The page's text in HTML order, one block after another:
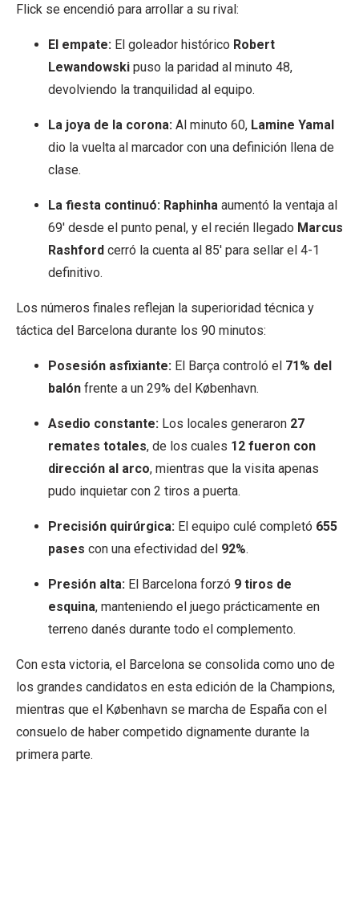
Flick se encendió para arrollar a su rival:
El empate: El goleador histórico Robert
Lewandowski puso la paridad al minuto 48,
devolviendo la tranquilidad al equipo.
La joya de la corona: Al minuto 60, Lamine Yamal
dio la vuelta al marcador con una definición llena de
clase.
La fiesta continuó: Raphinha aumentó la ventaja al
69′ desde el punto penal, y el recién llegado Marcus
Rashford cerró la cuenta al 85′ para sellar el 4-1
definitivo.
Los números finales reflejan la superioridad técnica y
táctica del Barcelona durante los 90 minutos:
Posesión asfixiante: El Barça controló el 71% del
balón frente a un 29% del København.
Asedio constante: Los locales generaron 27
remates totales, de los cuales 12 fueron con
dirección al arco, mientras que la visita apenas
pudo inquietar con 2 tiros a puerta.
Precisión quirúrgica: El equipo culé completó 655
pases con una efectividad del 92%.
Presión alta: El Barcelona forzó 9 tiros de
esquina, manteniendo el juego prácticamente en
terreno danés durante todo el complemento.
Con esta victoria, el Barcelona se consolida como uno de
los grandes candidatos en esta edición de la Champions,
mientras que el København se marcha de España con el
consuelo de haber competido dignamente durante la
primera parte.